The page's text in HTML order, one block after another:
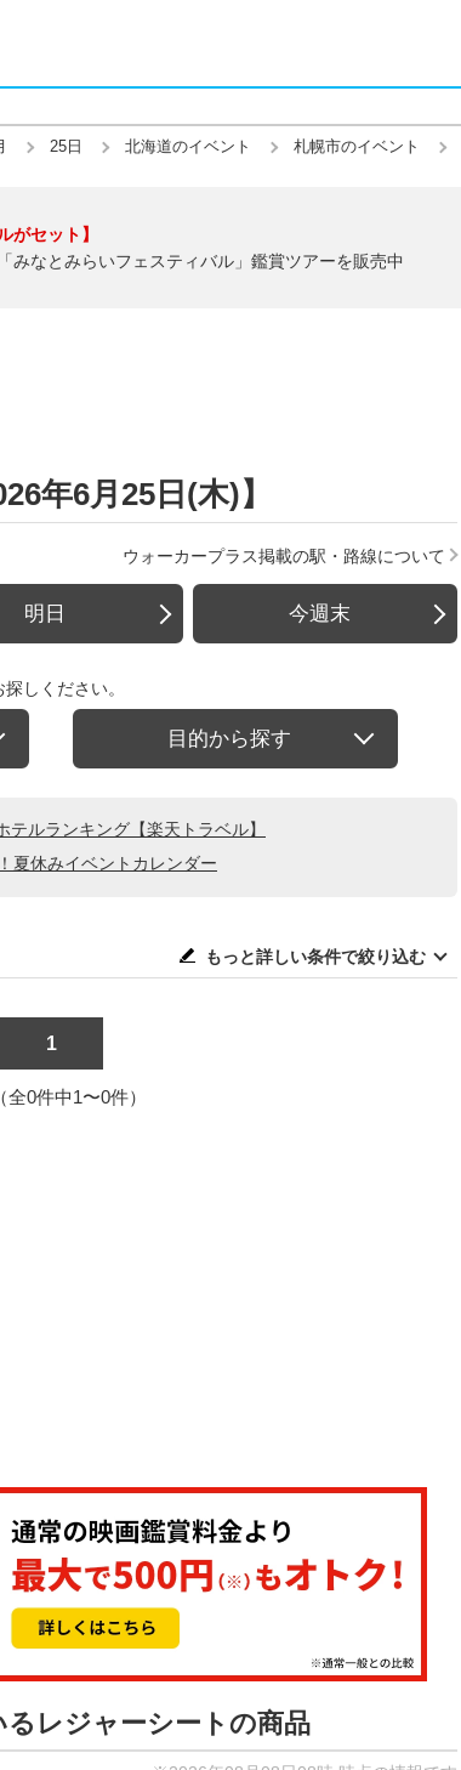
25日 北海道のイベント 札幌市のイベント
がセット】
みなとみらいフェスティバル」鑑賞ツアーを販売中
年6月25日(木)】
ウォーカープラス掲載の駅・路線について
明日 今週末
しください。
目的から探す
ルランキング【楽天トラベル】
夏休みイベントカレンダー
もっと詳しい条件で絞り込む
1
全0件中1〜0件）
レジャーシートの商品